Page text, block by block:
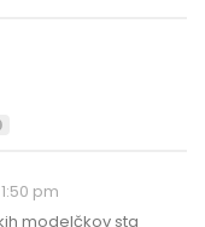
pm
modelčkov sta